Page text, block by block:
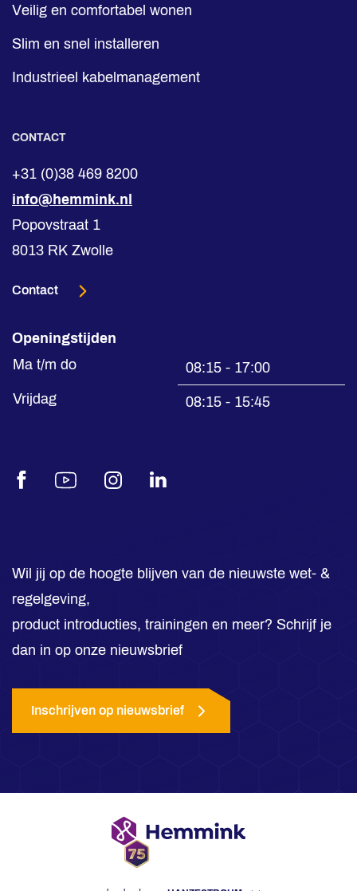
Veilig en comfortabel wonen
Slim en snel installeren
Industrieel kabelmanagement
CONTACT
+31 (0)38 469 8200
info@hemmink.nl
Popovstraat 1
8013 RK Zwolle
Contact
Openingstijden
Ma t/m do
08:15 - 17:00
Vrijdag
08:15 - 15:45
FacebookYoutubeInstagramLinkedIn
Wil jij op de hoogte blijven van de nieuwste wet- &
regelgeving,
product introducties, trainingen en meer? Schrijf je
dan in op onze nieuwsbrief
Inschrijven op nieuwsbrief